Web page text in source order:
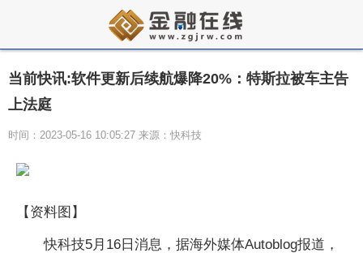
当前快讯:软件更新后续航爆降20%：特斯拉被车主告
上法庭
时间：2023-05-16 10:05:27 来源：快科技
【资料图】
快科技5月16日消息，据海外媒体Autoblog报道，